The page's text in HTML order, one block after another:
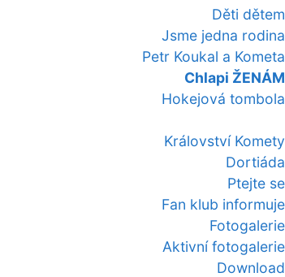
Děti dětem
Jsme jedna rodina
Petr Koukal a Kometa
Chlapi ŽENÁM
Hokejová tombola
Království Komety
Dortiáda
Ptejte se
Fan klub informuje
Fotogalerie
Aktivní fotogalerie
Download